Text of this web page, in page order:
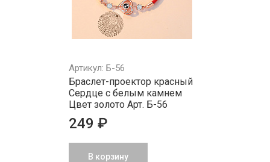
Артикул: Б-56
Браслет-проектор красный
Сердце с белым камнем
Цвет золото Арт. Б-56
249 ₽
В корзину